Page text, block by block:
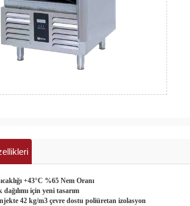
+43°C %65 Nem Oranı
dağılımı için yeni tasarım
42 kg/m3 çevre dostu poliüretan izolasyon